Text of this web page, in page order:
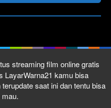
streaming film online gratis
LayarWarna21 kamu bisa
saat ini dan tentu bisa